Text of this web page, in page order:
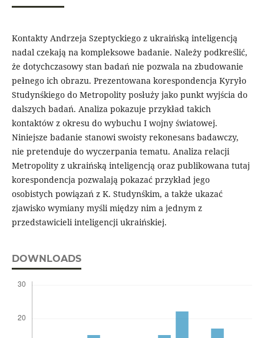
Kontakty Andrzeja Szeptyckiego z ukraińską inteligencją
nadal czekają na kompleksowe badanie. Należy podkreślić,
że dotychczasowy stan badań nie pozwala na zbudowanie
pełnego ich obrazu. Prezentowana korespondencja Kyryło
Studynśkiego do Metropolity posłuży jako punkt wyjścia do
dalszych badań. Analiza pokazuje przykład takich
kontaktów z okresu do wybuchu I wojny światowej.
Niniejsze badanie stanowi swoisty rekonesans badawczy,
nie pretenduje do wyczerpania tematu. Analiza relacji
Metropolity z ukraińską inteligencją oraz publikowana tutaj
korespondencja pozwalają pokazać przykład jego
osobistych powiązań z K. Studynśkim, a także ukazać
zjawisko wymiany myśli między nim a jednym z
przedstawicieli inteligencji ukraińskiej.
DOWNLOADS